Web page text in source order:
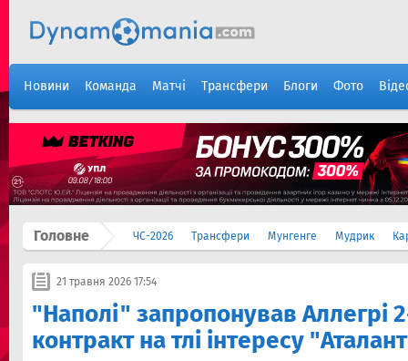
Новини Команда Матчі Трансфери Блоги Фото
Головне ЧС-2026 Трансфери Мунгенге Мудрик
21 травня 2026 17:54
"Наполі" запропонував Аллегрі
контракт на тлі інтересу